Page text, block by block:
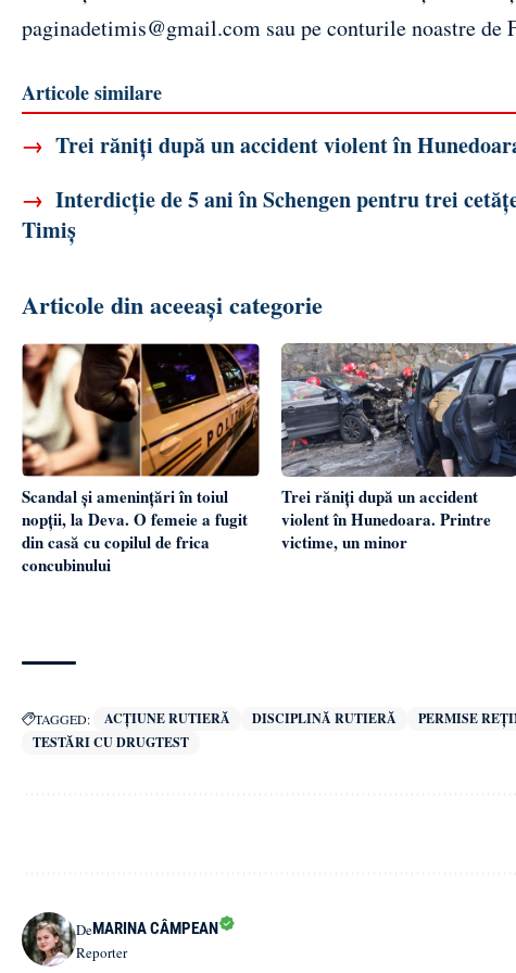
paginadetimis@gmail.com sau pe conturile noastre de
Articole similare
→ Trei răniți după un accident violent în
→ Interdicție de 5 ani în Schengen pentru trei
Timiș
Articole din aceeași categorie
Scandal și amenințări în toiul
nopții, la Deva. O femeie a fugit
din casă cu copilul de frica
concubinului
Trei răniți după un accident
violent în Hunedoara. Printre
victime, un minor
TAGGED: ACȚIUNE RUTIERĂ DISCIPLINĂ RUTIERĂ PERMISE
TESTĂRI CU DRUGTEST
DeMARINA CÂMPEAN
Reporter